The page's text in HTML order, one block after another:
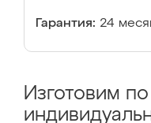
Гарантия: 24
Изготовим по